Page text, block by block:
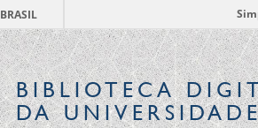
BRASIL
BIBLIOTECA
DA